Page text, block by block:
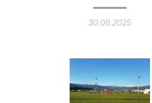
30.06.2025